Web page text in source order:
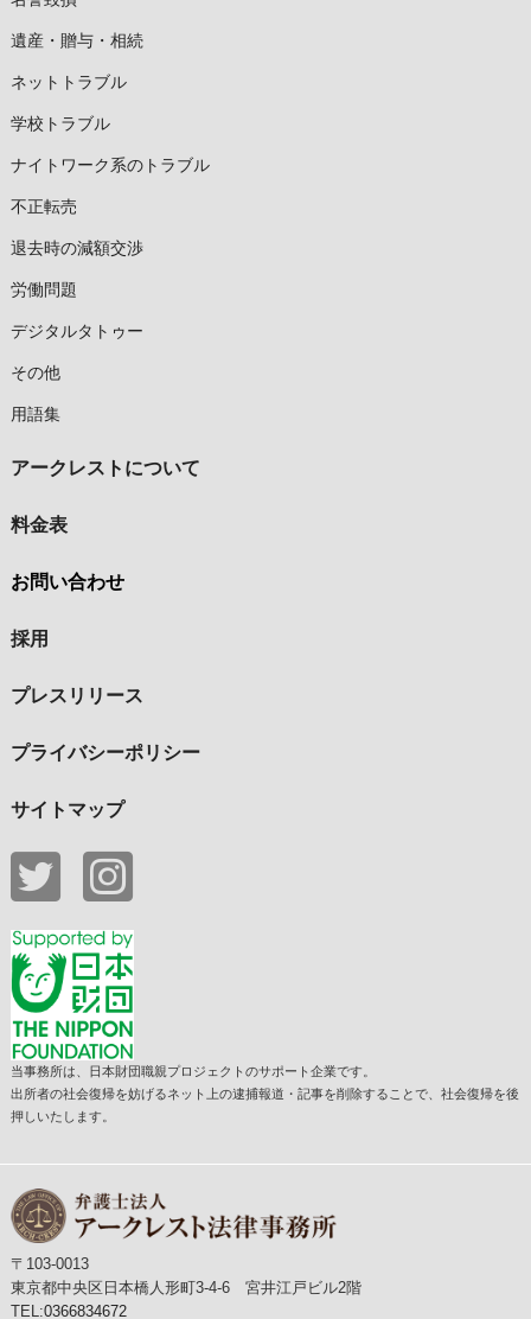
遺産・贈与・相続
ネットトラブル
学校トラブル
ナイトワーク系のトラブル
不正転売
退去時の減額交渉
労働問題
デジタルタトゥー
その他
用語集
アークレストについて
料金表
お問い合わせ
採用
プレスリリース
プライバシーポリシー
サイトマップ
当事務所は、日本財団職親プロジェクトのサポート企業です。
出所者の社会復帰を妨げるネット上の逮捕報道・記事を削除することで、社会復帰を後
押しいたします。
〒103-0013
東京都中央区日本橋人形町3-4-6 宮井江戸ビル2階
TEL:0366834672